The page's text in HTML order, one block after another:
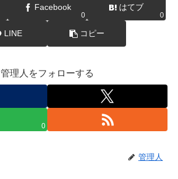
Facebook
0
はてブ
0
LINE コピー
管理人をフォローする
0
管理人